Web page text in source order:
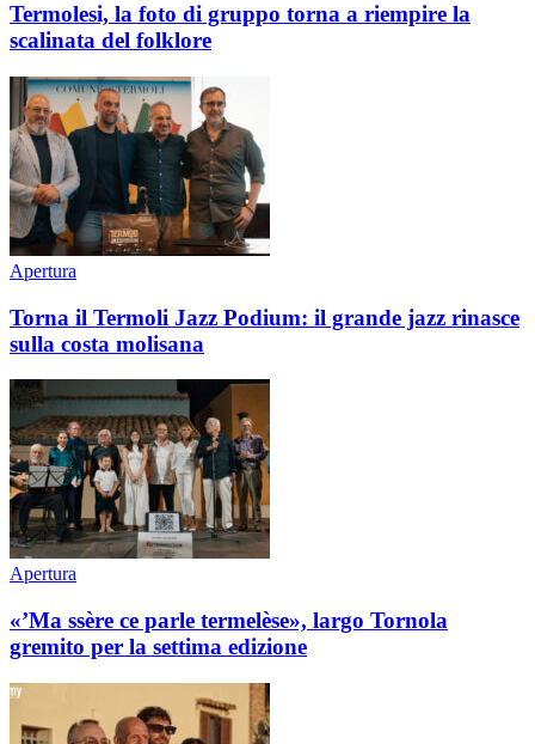
Termolesi, la foto di gruppo torna a riempire la
scalinata del folklore
Apertura
Torna il Termoli Jazz Podium: il grande jazz rinasce
sulla costa molisana
Apertura
«’Ma ssère ce parle termelèse», largo Tornola
gremito per la settima edizione